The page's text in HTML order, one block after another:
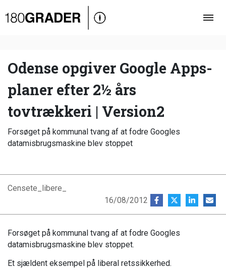
Oversigt
Debat
Video
Podcast
Odense opgiver Google Apps-
planer efter 2½ års
tovtrækkeri | Version2
Forsøget på kommunal tvang af at fodre Googles
datamisbrugsmaskine blev stoppet
Censete_libere_
16/08/2012
Forsøget på kommunal tvang af at fodre Googles
datamisbrugsmaskine blev stoppet.
Et sjældent eksempel på liberal retssikkerhed.